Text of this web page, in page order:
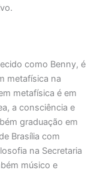
como Benny, é
metafísica na
metafísica é em
a consciência e
graduação em
Brasília com
na Secretaria
músico e